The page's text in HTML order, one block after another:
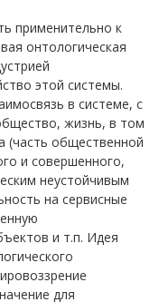
применительно к
онтологическая
этой системы.
в системе, с
жизнь, в том
(часть общественной
и совершенного,
неустойчивым
на сервисные
и т.п. Идея
для